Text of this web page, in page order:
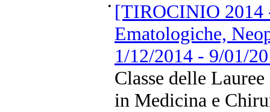
• [TIROCINIO 2014
Ematologiche,
1/12/2014 - 9/01/
Classe delle
in Medicina e